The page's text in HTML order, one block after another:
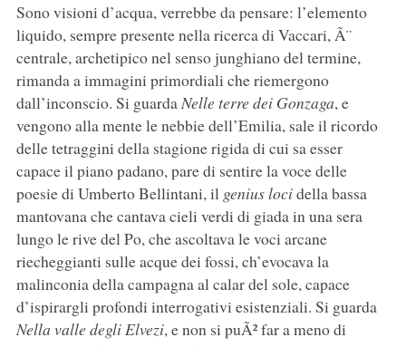
Sono visioni d’acqua, verrebbe da pensare: l’elemento
liquido, sempre presente nella ricerca di Vaccari, Ã¨
centrale, archetipico nel senso junghiano del termine,
rimanda a immagini primordiali che riemergono
dall’inconscio. Si guardaNelle terre dei Gonzaga, e
vengono alla mente le nebbie dell’Emilia, sale il ricordo
delle tetraggini della stagione rigida di cui sa esser
capace il piano padano, pare di sentire la voce delle
poesie di Umberto Bellintani, il genius locidella bassa
mantovana che cantava cieli verdi di giada in una sera
lungo le rive del Po, che ascoltava le voci arcane
riecheggianti sulle acque dei fossi, ch’evocava la
malinconia della campagna al calar del sole, capace
d’ispirargli profondi interrogativi esistenziali. Si guarda
Nella valle degli Elvezi, e non si puÃ² far a meno di